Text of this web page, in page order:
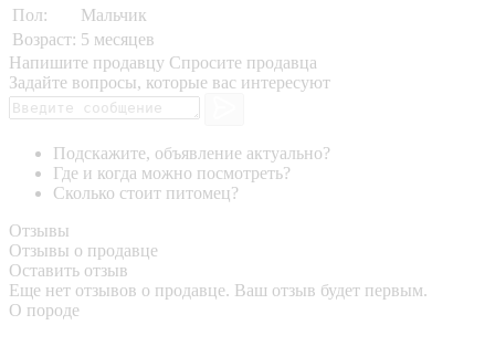
Пол:
Мальчик
Возраст: 5 месяцев
Напишите продавцу Спросите продавца
Задайте вопросы, которые вас интересуют
Подскажите, объявление актуально?
Где и когда можно посмотреть?
Сколько стоит питомец?
Отзывы
Отзывы о продавце
Оставить отзыв
Еще нет отзывов о продавце. Ваш отзыв будет первым.
О породе